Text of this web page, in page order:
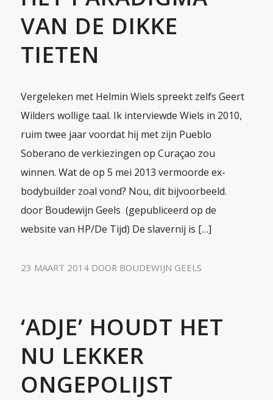
VAN DE DIKKE
TIETEN
Vergeleken met Helmin Wiels spreekt zelfs Geert
Wilders wollige taal. Ik interviewde Wiels in 2010,
ruim twee jaar voordat hij met zijn Pueblo
Soberano de verkiezingen op Curaçao zou
winnen. Wat de op 5 mei 2013 vermoorde ex-
bodybuilder zoal vond? Nou, dit bijvoorbeeld.
door Boudewijn Geels (gepubliceerd op de
website van HP/De Tijd) De slavernij is […]
23 MAART 2014 DOOR BOUDEWIJN GEELS
‘ADJE’ HOUDT HET
NU LEKKER
ONGEPOLIJST